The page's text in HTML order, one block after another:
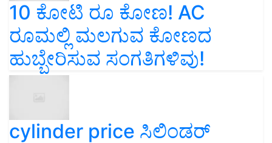
10 ಕೋಟಿ ರೂ ಕೋಣ! AC
ರೂಮಲ್ಲಿ ಮಲಗುವ ಕೋಣದ
ಹುಬ್ಬೇರಿಸುವ ಸಂಗತಿಗಳಿವು!
cylinder price ಸಿಲಿಂಡರ್‌